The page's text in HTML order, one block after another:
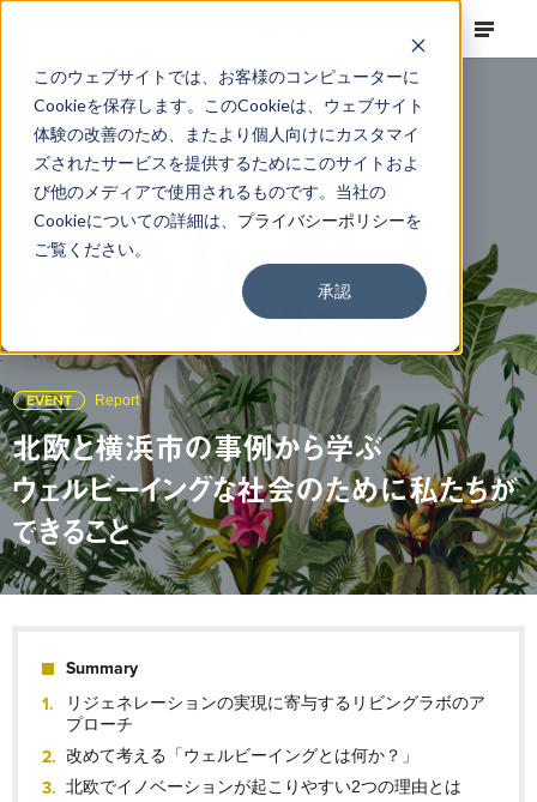
このウェブサイトでは、お客様のコンピューターに
Cookieを保存します。このCookieは、ウェブサイト
体験の改善のため、またより個人向けにカスタマイ
ズされたサービスを提供するためにこのサイトおよ
び他のメディアで使用されるものです。当社の
Cookieについての詳細は、 プライバシーポリシーを
ご覧ください。
承認
EVENT Report
北欧と横浜市の事例から学ぶ
ウェルビーイングな社会のために私たちが
できること
Summary
リジェネレーションの実現に寄与するリビングラボのア
プローチ
改めて考える「ウェルビーイングとは何か？」
北欧でイノベーションが起こりやすい2つの理由とは